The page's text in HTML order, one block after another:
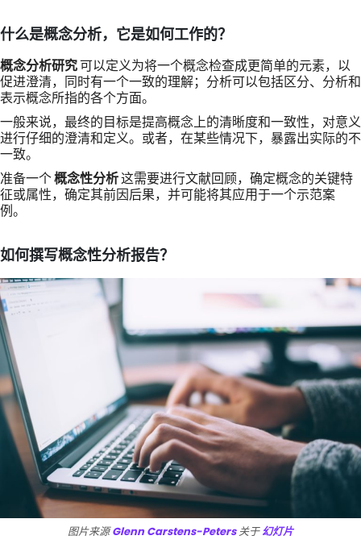
什么是概念分析，它是如何工作的？
概念分析研究可以定义为将一个概念检查成更简单的元素，以
促进澄清，同时有一个一致的理解；分析可以包括区分、分析和
表示概念所指的各个方面。
一般来说，最终的目标是提高概念上的清晰度和一致性，对意义
进行仔细的澄清和定义。或者，在某些情况下，暴露出实际的不
一致。
准备一个概念性分析这需要进行文献回顾，确定概念的关键特
征或属性，确定其前因后果，并可能将其应用于一个示范案
例。
如何撰写概念性分析报告？
图片来源Glenn Carstens-Peters关于幻灯片